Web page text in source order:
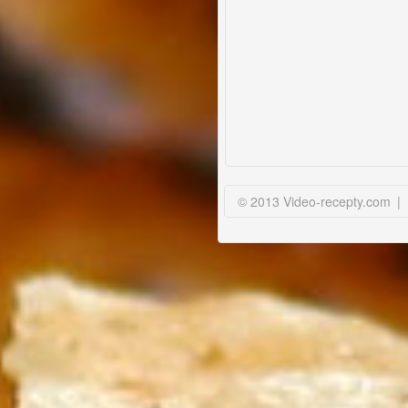
© 2013 Video-recepty.com |